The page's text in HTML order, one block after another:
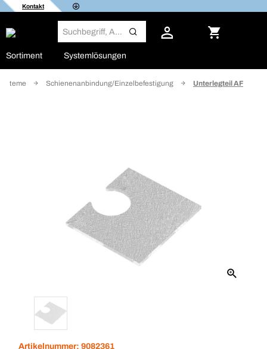
Kontakt
Sortiment Systemlösungen
Schienenanbindung/Einzelbefestigung Unterlegteil AF
Artikelnummer: 9082361